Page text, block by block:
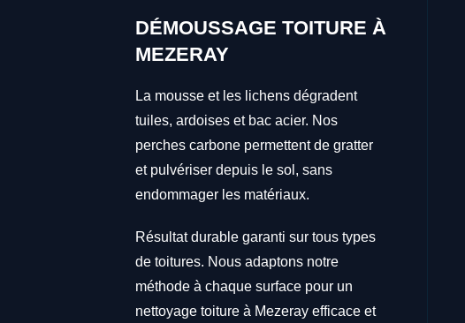
DÉMOUSSAGE TOITURE À
MEZERAY
La mousse et les lichens dégradent
tuiles, ardoises et bac acier. Nos
perches carbone permettent de gratter
et pulvériser depuis le sol, sans
endommager les matériaux.
Résultat durable garanti sur tous types
de toitures. Nous adaptons notre
méthode à chaque surface pour un
nettoyage toiture à Mezeray efficace et